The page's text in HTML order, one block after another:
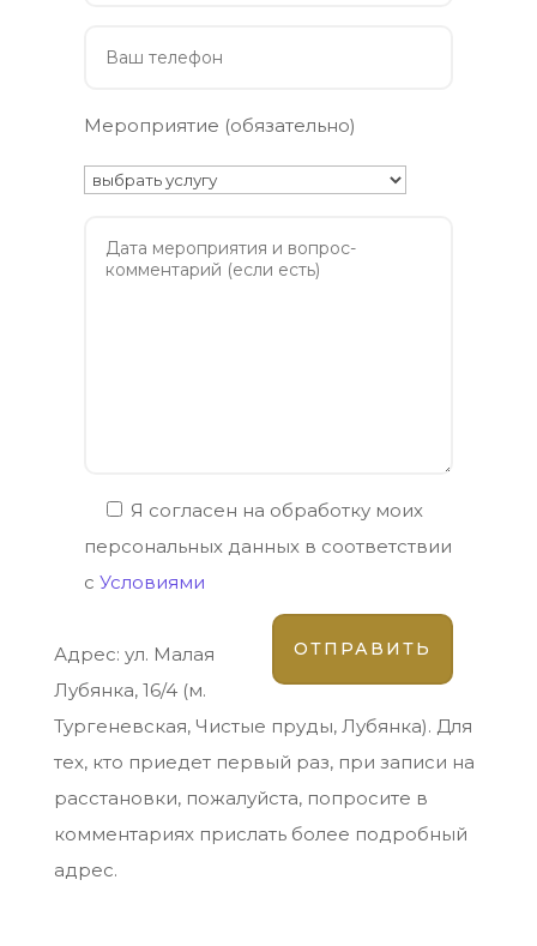
Мероприятие (обязательно)
Я согласен на обработку моих
персональных данных в соответствии
с Условиями
Адрес: ул. Малая
Лубянка, 16/4 (м.
Тургеневская, Чистые пруды, Лубянка). Для
тех, кто приедет первый раз, при записи на
расстановки, пожалуйста, попросите в
комментариях прислать более подробный
адрес.